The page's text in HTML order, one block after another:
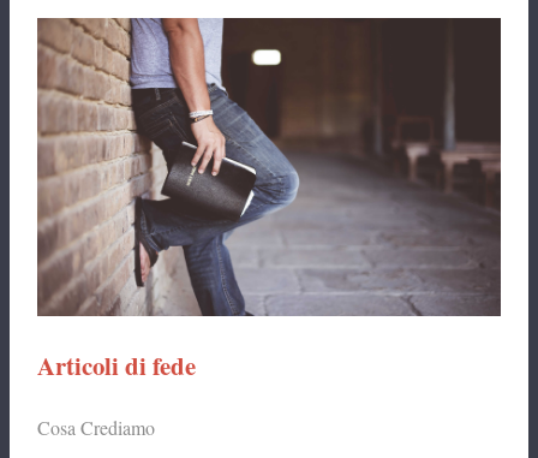
Articoli di fede
Cosa Crediamo